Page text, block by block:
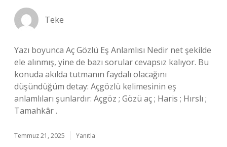
Teke
Yazı boyunca Aç Gözlü Eş Anlamlısı Nedir net şekilde
ele alınmış, yine de bazı sorular cevapsız kalıyor. Bu
konuda akılda tutmanın faydalı olacağını
düşündüğüm detay: Açgözlü kelimesinin eş
anlamlıları şunlardır: Açgöz ; Gözü aç ; Haris ; Hırslı ;
Tamahkâr .
Temmuz 21, 2025 Yanıtla